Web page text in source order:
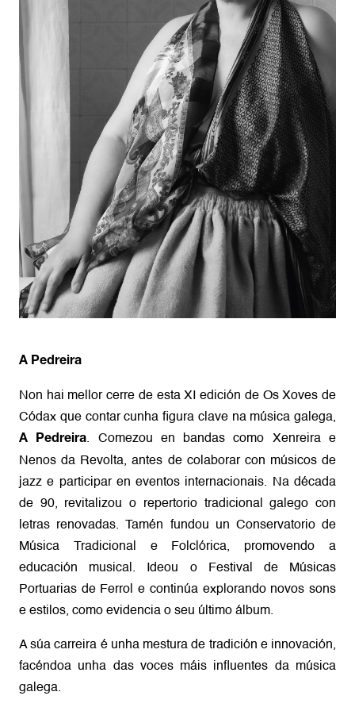
A Pedreira
Non hai mellor cerre de esta XI edición de Os Xoves de
Códax que contar cunha figura clave na música galega,
A Pedreira. Comezou en bandas como Xenreira e
Nenos da Revolta, antes de colaborar con músicos de
jazz e participar en eventos internacionais. Na década
de 90, revitalizou o repertorio tradicional galego con
letras renovadas. Tamén fundou un Conservatorio de
Música Tradicional e Folclórica, promovendo a
educación musical. Ideou o Festival de Músicas
Portuarias de Ferrol e continúa explorando novos sons
e estilos, como evidencia o seu último álbum.
A súa carreira é unha mestura de tradición e innovación,
facéndoa unha das voces máis influentes da música
galega.